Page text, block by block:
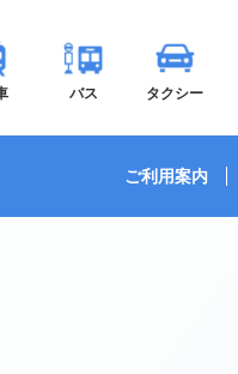
バス タクシー
ご利用案内